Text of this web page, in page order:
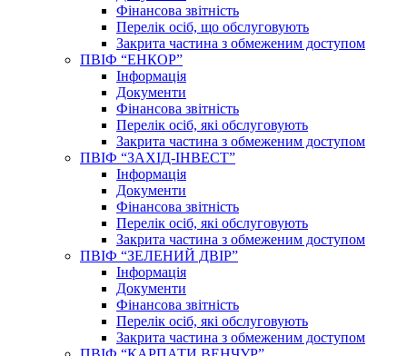
Фінансова звітність
Перелік осіб, що обслуговують
Закрита частина з обмеженим доступом
ПВІФ “ЕНКОР”
Інформація
Документи
Фінансова звітність
Перелік осіб, які обслуговують
Закрита частина з обмеженим доступом
ПВІФ “ЗАХІД-ІНВЕСТ”
Інформація
Документи
Фінансова звітність
Перелік осіб, які обслуговують
Закрита частина з обмеженим доступом
ПВІФ “ЗЕЛЕНИЙ ДВІР”
Інформація
Документи
Фінансова звітність
Перелік осіб, які обслуговують
Закрита частина з обмеженим доступом